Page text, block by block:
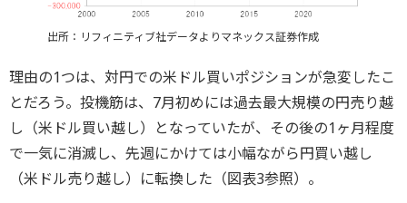
出所：リフィニティブ社データよりマネックス証券作成
理由の1つは、対円での米ドル買いポジションが急変したこ
とだろう。投機筋は、7月初めには過去最大規模の円売り越
し（米ドル買い越し）となっていたが、その後の1ヶ月程度
で一気に消滅し、先週にかけては小幅ながら円買い越し
（米ドル売り越し）に転換した（図表3参照）。